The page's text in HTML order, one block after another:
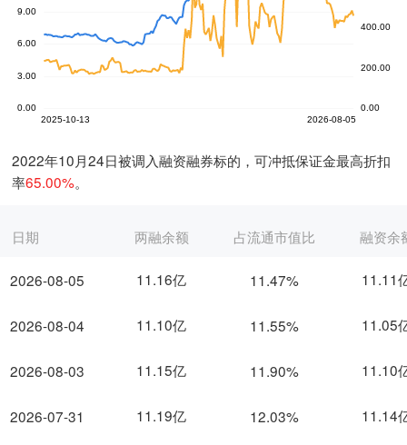
2022年10月24日被调入融资融券标的，可冲抵保证金最高折扣
率65.00%。
日期
2026-08-05
2026-08-04
2026-08-03
2026-07-31
两融余额 占流通市值比 融资余
11.16亿 11.47% 11.11
11.10亿 11.55% 11.05
11.15亿 11.90% 11.10
11.19亿 12.03% 11.14